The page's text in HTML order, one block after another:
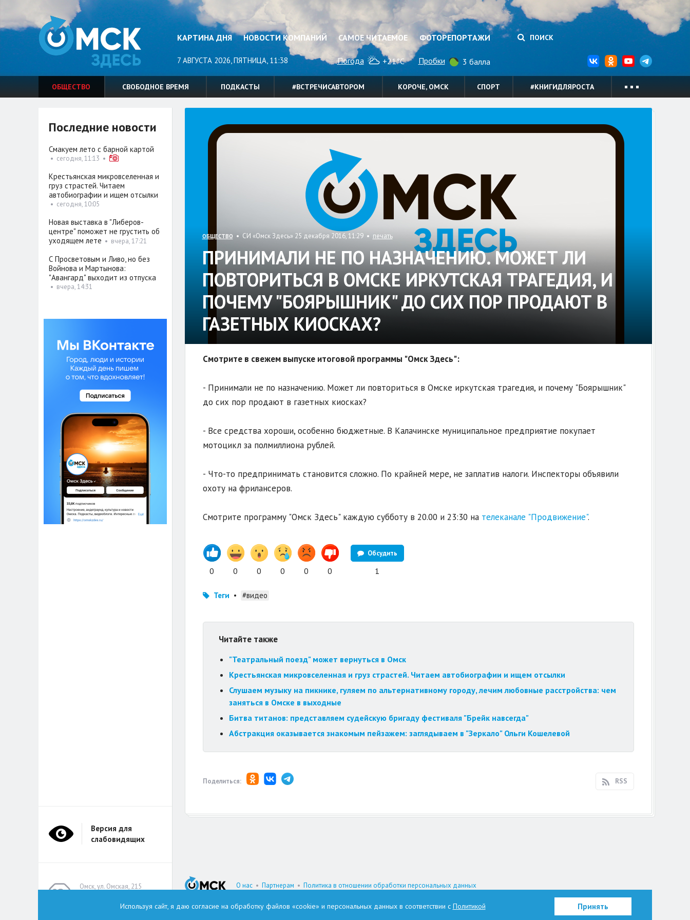
КАРТИНА ДНЯ НОВОСТИ КОМПАНИЙ САМОЕ ЧИТАЕМОЕ ФОТОРЕПОРТАЖИ ПОИСК
7 АВГУСТА 2026, ПЯТНИЦА, 11:38 Погода +21°C Пробки 3 балла
ОБЩЕСТВО СВОБОДНОЕ ВРЕМЯ ПОДКАСТЫ #ВСТРЕЧИСАВТОРОМ КОРОЧЕ, ОМСК СПОРТ #КНИГИДЛЯРОСТА
ОБЩЕСТВО • СИ «Омск Здесь» 25 декабря 2016, 11:29 • печать
ПРИНИМАЛИ НЕ ПО НАЗНАЧЕНИЮ. МОЖЕТ ЛИ
ПОВТОРИТЬСЯ В ОМСКЕ ИРКУТСКАЯ ТРАГЕДИЯ, И
ПОЧЕМУ "БОЯРЫШНИК" ДО СИХ ПОР ПРОДАЮТ В
ГАЗЕТНЫХ КИОСКАХ?
Смотрите в свежем выпуске итоговой программы "Омск Здесь":
- Принимали не по назначению. Может ли повториться в Омске иркутская трагедия, и почему "Боярышник"
до сих пор продают в газетных киосках?
- Все средства хороши, особенно бюджетные. В Калачинске муниципальное предприятие покупает
мотоцикл за полмиллиона рублей.
- Что-то предпринимать становится сложно. По крайней мере, не заплатив налоги. Инспекторы объявили
охоту на фрилансеров.
Смотрите программу "Омск Здесь" каждую субботу в 20.00 и 23:30 на телеканале "Продвижение".
0 0 0 0 0 0
Обсудить
1
Теги • #видео
Читайте также
"Театральный поезд" может вернуться в Омск
Крестьянская микровселенная и груз страстей. Читаем автобиографии и ищем отсылки
Слушаем музыку на пикнике, гуляем по альтернативному городу, лечим любовные расстройства: чем
заняться в Омске в выходные
Битва титанов: представляем судейскую бригаду фестиваля "Брейк навсегда"
Абстракция оказывается знакомым пейзажем: заглядываем в "Зеркало" Ольги Кошелевой
Поделиться: RSS
Последние новости
Смакуем лето с барной картой
• сегодня, 11:13 •
Крестьянская микровселенная и
груз страстей. Читаем
автобиографии и ищем отсылки
• сегодня, 10:05
Новая выставка в "Либеров-
центре" поможет не грустить об
уходящем лете • вчера, 17:21
С Просветовым и Ливо, но без
Войнова и Мартынова:
"Авангард" выходит из отпуска
• вчера, 14:31
О нас• Партнерам • Политика в отношении обработки персональных данных
И.о. главного редактора: Астафьева Татьяна Петровна
Омск, ул. Омская, 215
omskzdes@inbox.ru
Версия для
слабовидящих
Используя сайт, я даю согласие на обработку файлов «cookie» и персональных данных в соответствии с Политикой Принять